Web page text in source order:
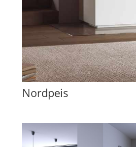
Nordpeis